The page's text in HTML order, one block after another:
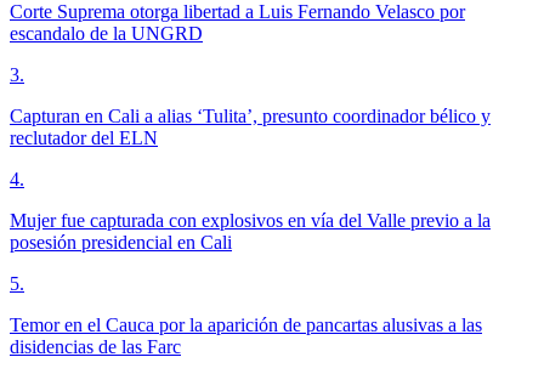
Corte Suprema otorga libertad a Luis Fernando Velasco por
escandalo de la UNGRD
3.
Capturan en Cali a alias ‘Tulita’, presunto coordinador bélico y
reclutador del ELN
4.
Mujer fue capturada con explosivos en vía del Valle previo a la
posesión presidencial en Cali
5.
Temor en el Cauca por la aparición de pancartas alusivas a las
disidencias de las Farc